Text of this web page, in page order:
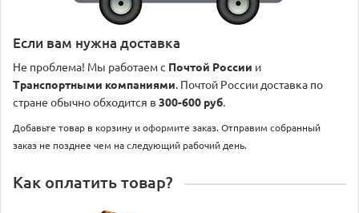
Если вам нужна доставка
Не проблема! Мы работаем с Почтой России и
Транспортными компаниями. Почтой России доставка по
стране обычно обходится в 300-600 руб.
Добавьте товар в корзину и оформите заказ. Отправим собранный
заказ не позднее чем на следующий рабочий день.
Как оплатить товар?